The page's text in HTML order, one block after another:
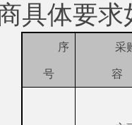
具体要
序
号
采
容